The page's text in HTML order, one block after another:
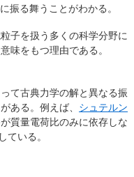
振る舞うことがわかる。
子を扱う多くの科学分野に
味をもつ理由である。
て古典力学の解と異なる振
ある。例えば、 シュテルン
質量電荷比のみに依存しな
ている。